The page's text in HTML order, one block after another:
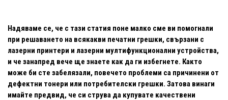
Надяваме се, че с тази статия поне малко сме ви помогнали
при решаването на всякакви печатни грешки, свързани с
лазерни принтери и лазерни мултифункционални устройства,
и че занапред вече ще знаете как да ги избегнете. Както
може би сте забелязали, повечето проблеми са причинени от
дефектни тонери или потребителски грешки. Затова винаги
имайте предвид, че си струва да купувате качествени